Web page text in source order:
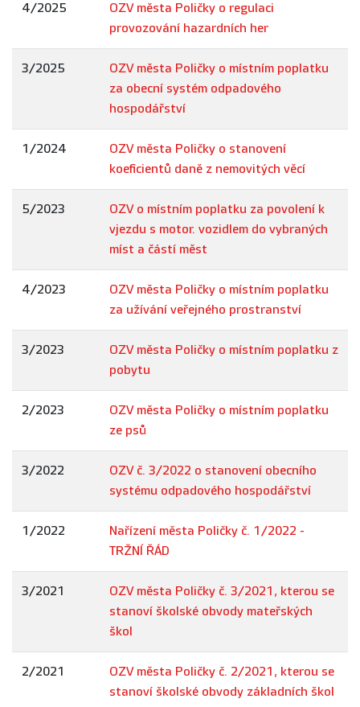
4/2025
OZV města Poličky o regulaci
provozování hazardních her
3/2025
OZV města Poličky o místním poplatku
za obecní systém odpadového
hospodářství
1/2024
OZV města Poličky o stanovení
koeficientů daně z nemovitých věcí
5/2023
OZV o místním poplatku za povolení k
vjezdu s motor. vozidlem do vybraných
míst a částí měst
4/2023
OZV města Poličky o místním poplatku
za užívání veřejného prostranství
3/2023
OZV města Poličky o místním poplatku z
pobytu
2/2023
OZV města Poličky o místním poplatku
ze psů
3/2022
OZV č. 3/2022 o stanovení obecního
systému odpadového hospodářství
1/2022
Nařízení města Poličky č. 1/2022 -
TRŽNÍ ŘÁD
3/2021
OZV města Poličky č. 3/2021, kterou se
stanoví školské obvody mateřských
škol
2/2021
OZV města Poličky č. 2/2021, kterou se
stanoví školské obvody základních škol